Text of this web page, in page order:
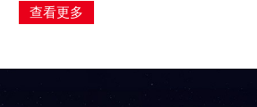
查看更多